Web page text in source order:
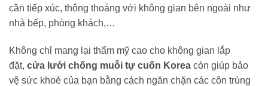
cần tiếp xúc, thông thoáng với không gian bên ngoài như
nhà bếp, phòng khách,…
Không chỉ mang lại thẩm mỹ cao cho không gian lắp
đặt, cửa lưới chống muỗi tự cuốn Korea còn giúp bảo
vệ sức khoẻ của bạn bằng cách ngăn chặn các côn trùng